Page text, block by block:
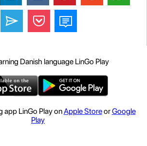
Danish language LinGo Play
app LinGo Play onApple StoreorGoogle
Play